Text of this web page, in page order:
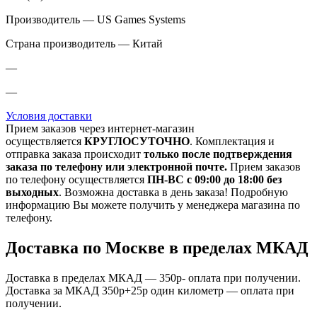
Производитель — US Games Systems
Страна производитель — Китай
—
—
Условия доставки
Прием заказов через интернет-магазин
осуществляется КРУГЛОСУТОЧНО. Комплектация и
отправка заказа происходит только после подтверждения
заказа по телефону или электронной почте. Прием заказов
по телефону осуществляется ПН-ВС с 09:00 до 18:00 без
выходных. Возможна доставка в день заказа! Подробную
информацию Вы можете получить у менеджера магазина по
телефону.
Доставка по Москве в пределах МКАД
Доставка в пределах МКАД — 350р- оплата при получении.
Доставка за МКАД 350р+25р один километр — оплата при
получении.